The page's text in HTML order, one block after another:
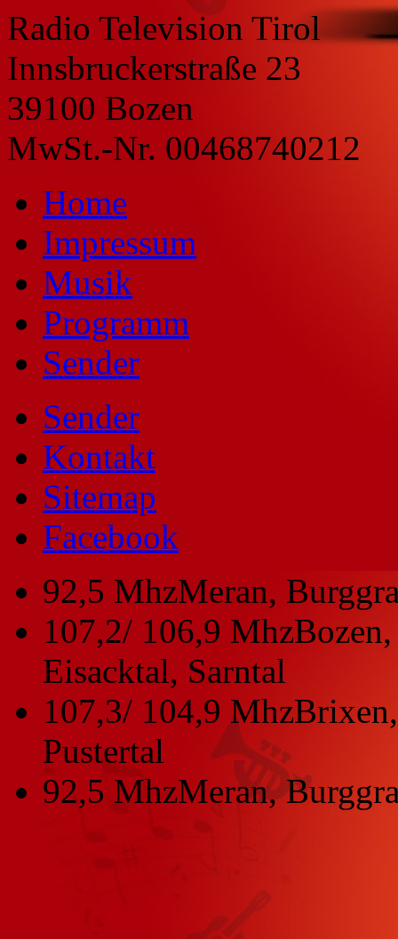
Radio Television Tirol
Innsbruckerstraße 23
39100 Bozen
MwSt.-Nr. 00468740212
Home
Impressum
Musik
Programm
Sender
Sender
Kontakt
Sitemap
Facebook
92,5 MhzMeran,
107,2/ 106,9 Mhz
Eisacktal, Sarntal
107,3/ 104,9 Mhz
Pustertal
92,5 MhzMeran,